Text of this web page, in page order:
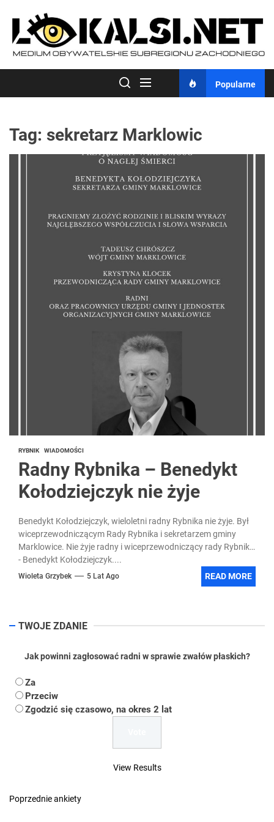
content
Popularne
Tag: sekretarz Marklowic
RYBNIK WIADOMOŚCI
Radny Rybnika – Benedykt
Kołodziejczyk nie żyje
Benedykt Kołodziejczyk, wieloletni radny Rybnika nie żyje. Był
wiceprzewodniczącym Rady Rybnika i sekretarzem gminy
Marklowice. Nie żyje radny i wiceprzewodniczący rady Rybnika
- Benedykt Kołodziejczyk....
Wioleta Grzybek 5 Lat Ago READ MORE
TWOJE ZDANIE
Jak powinni zagłosować radni w sprawie zwałów płaskich?
Za
Przeciw
Zgodzić się czasowo, na okres 2 lat
View Results
Poprzednie ankiety